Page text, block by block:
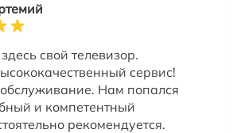
свой телевизор.
сервис!
Нам попался
и компетентный
рекомендуется.